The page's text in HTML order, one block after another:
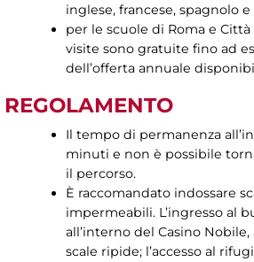
inglese, francese, spagnolo
per le scuole di Roma e
visite sono gratuite fino ad
dell’offerta annuale
REGOLAMENTO
Il tempo di permanenza
minuti e non è possibile
il percorso.
È raccomandato indossare
impermeabili. L’ingresso al
all’interno del Casino
scale ripide; l’accesso al